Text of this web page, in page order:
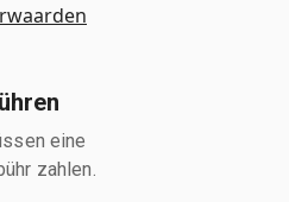
eine
zahlen.